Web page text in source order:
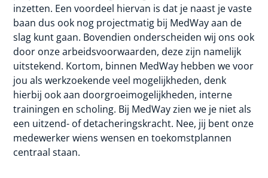
inzetten. Een voordeel hiervan is dat je naast je vaste
baan dus ook nog projectmatig bij MedWay aan de
slag kunt gaan. Bovendien onderscheiden wij ons ook
door onze arbeidsvoorwaarden, deze zijn namelijk
uitstekend. Kortom, binnen MedWay hebben we voor
jou als werkzoekende veel mogelijkheden, denk
hierbij ook aan doorgroeimogelijkheden, interne
trainingen en scholing. Bij MedWay zien we je niet als
een uitzend- of detacheringskracht. Nee, jij bent onze
medewerker wiens wensen en toekomstplannen
centraal staan.